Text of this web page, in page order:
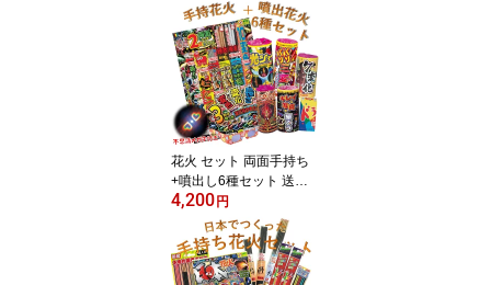
花火 セット 両面手持ち
+噴出し6種セット 送料
無料 手持ち花火 噴出花
火 不思議メガネ付き
4,200 円